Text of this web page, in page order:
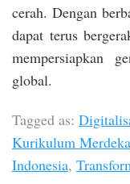
cerah. Dengan
dapat terus
mempersiapkan
global.
Tagged as:
Kurikulum Merdeka
Indonesia,